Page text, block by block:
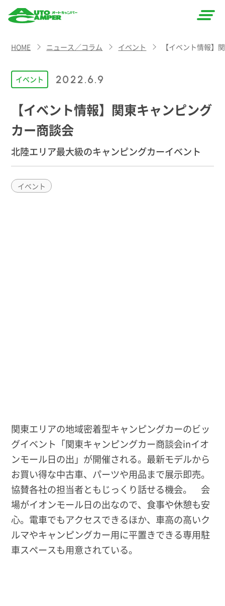
CAMPER
（オート
キャン
パー）
HOME ニュース／コラム イベント 【イベント情報】
イベント 2022.6.9
【イベント情報】関東キャンピング
カー商談会
北陸エリア最大級のキャンピングカーイベント
イベント
関東エリアの地域密着型キャンピングカーのビッ
グイベント「関東キャンピングカー商談会inイオ
ンモール日の出」が開催される。最新モデルから
お買い得な中古車、パーツや用品まで展示即売。
協賛各社の担当者ともじっくり話せる機会。 会
場がイオンモール日の出なので、食事や休憩も安
心。電車でもアクセスできるほか、車高の高いク
ルマやキャンピングカー用に平置きできる専用駐
車スペースも用意されている。